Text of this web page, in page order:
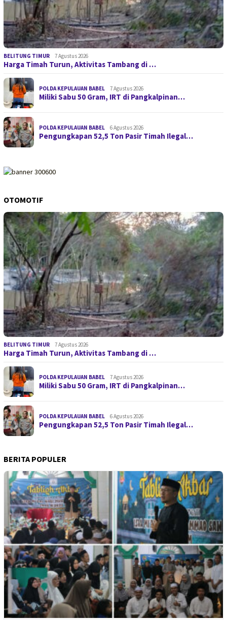
BELITUNG TIMUR 7 Agustus 2026
Harga Timah Turun, Aktivitas Tambang di …
POLDA KEPULAUAN BABEL 7 Agustus 2026
Miliki Sabu 50 Gram, IRT di Pangkalpinan…
POLDA KEPULAUAN BABEL 6 Agustus 2026
Pengungkapan 52,5 Ton Pasir Timah Ilegal…
OTOMOTIF
BELITUNG TIMUR 7 Agustus 2026
Harga Timah Turun, Aktivitas Tambang di …
POLDA KEPULAUAN BABEL 7 Agustus 2026
Miliki Sabu 50 Gram, IRT di Pangkalpinan…
POLDA KEPULAUAN BABEL 6 Agustus 2026
Pengungkapan 52,5 Ton Pasir Timah Ilegal…
BERITA POPULER